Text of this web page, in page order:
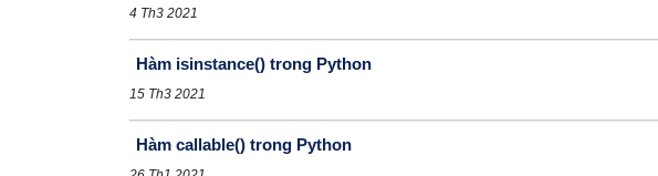
4 Th3 2021
Hàm isinstance() trong Python
15 Th3 2021
Hàm callable() trong Python